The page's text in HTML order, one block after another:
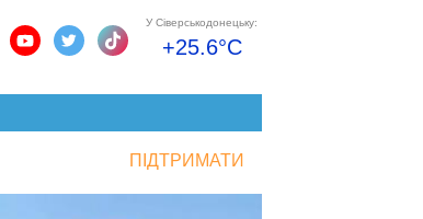
У Сіверськодонецьку:
+25.6°C
ПІДТРИМАТИ